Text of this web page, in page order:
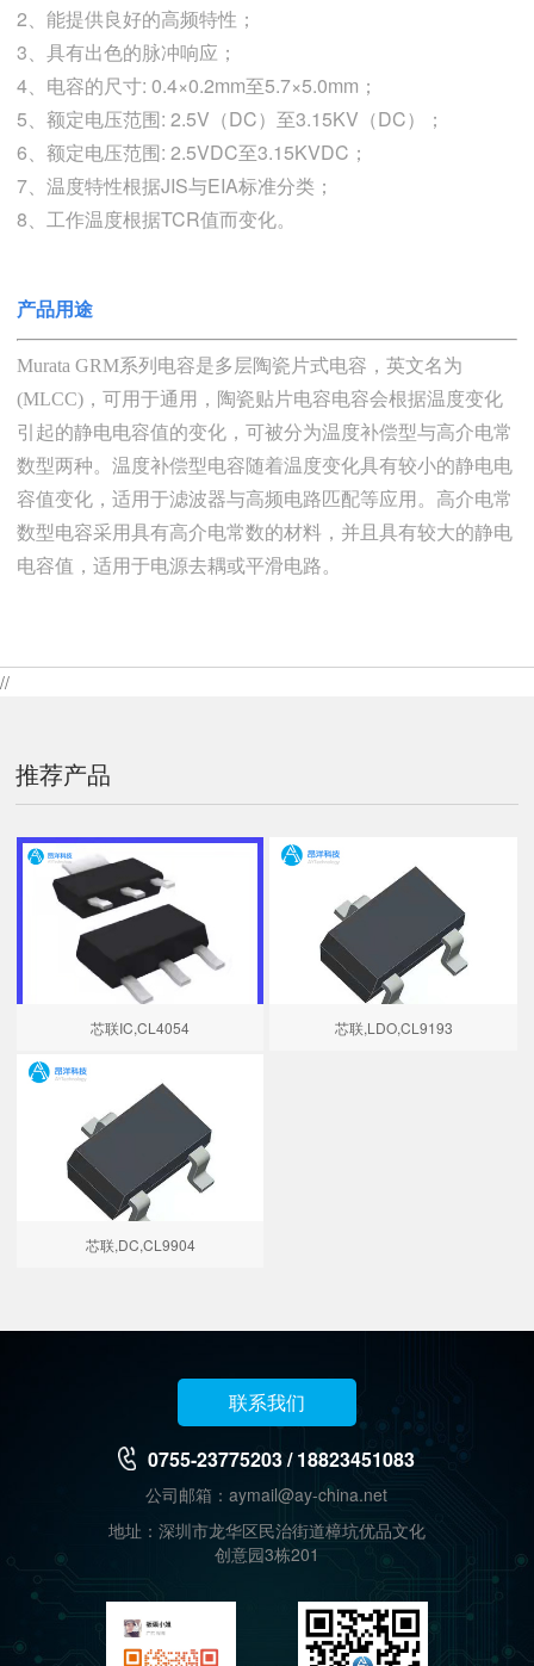
2、能提供良好的高频特性；
3、具有出色的脉冲响应；
4、电容的尺寸: 0.4×0.2mm至5.7×5.0mm；
5、额定电压范围: 2.5V（DC）至3.15KV（DC）；
6、额定电压范围: 2.5VDC至3.15KVDC；
7、温度特性根据JIS与EIA标准分类；
8、工作温度根据TCR值而变化。
产品用途
Murata GRM系列电容是多层陶瓷片式电容 ，英文名为
(MLCC) ，可用于通用 ， 陶瓷贴片电容电容会根据温度变化
引起的静电电容值的变化 ，可被分为温度补偿型与高介电常
数型两种。温度补偿型电容随着温度变化具有较小的静电电
容值变化 ，适用于滤波器与高频电路匹配等应用 。高介电常
数型电容采用具有高介电常数的材料 ， 并且具有较大的静电
电容值 ，适用于电源去耦或平滑电路。
//
推荐产品
芯联IC,CL4054 芯联,LDO,CL9193
芯联,DC,CL9904
联系我们
0755-23775203 / 18823451083
公司邮箱：aymail@ay-china.net
地址：深圳市龙华区民治街道樟坑优品文化
创意园3栋201